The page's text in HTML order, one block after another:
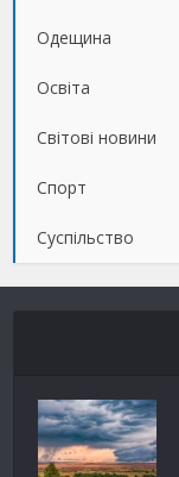
Одещина
Освіта
Світові новини
Спорт
Суспільство